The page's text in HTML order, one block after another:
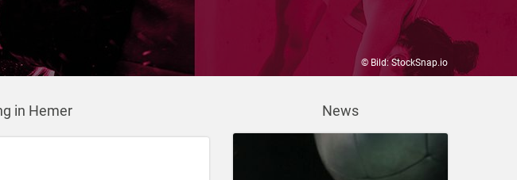
© Bild: StockSnap.io
in Hemer News